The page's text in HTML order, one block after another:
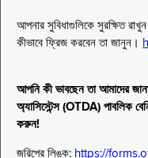
আপনার সুবিধাগুলিকে সুরক্ষিত
কীভাবে ফ্রিজ করবেন তা জানুন।
আপনি কী ভাবছেন তা আমাদের
অ্যাসিস্টেন্স (OTDA) পাবলিক
করুন!
জরিপের লিঙ্ক: https://